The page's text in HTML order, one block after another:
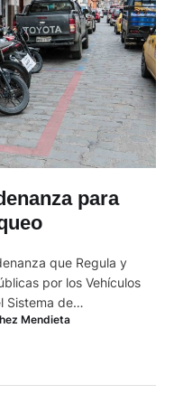
para
que Regula y
por los Vehículos
Sistema de
Uno de los
las motocicletas
Mendieta